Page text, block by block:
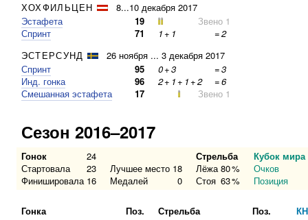
ХОХФИЛЬЦЕН
8...10 декабря 2017
Эстафета
19
Звено 1
Спринт
71 1+ 1 =2
ЭСТЕРСУНД
26 ноября ... 3 декабря 2017
Спринт
95 0+3 =3
Инд. гонка
96 2+ 1+ 1+2 =6
Смешанная эстафета
17 Звено 1
Сезон 2016–2017
Гонок 24 Стрельба
Кубок мира
Стартовала
23 Лучшее место 18 Лёжа 80%
Очков
Финишировала 16 Медалей 0 Стоя 63% Позиция
Гонка Поз. Стрельба Поз.
КН